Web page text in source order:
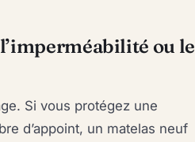
ou le
Si vous protégez une
d’appoint, un matelas neuf